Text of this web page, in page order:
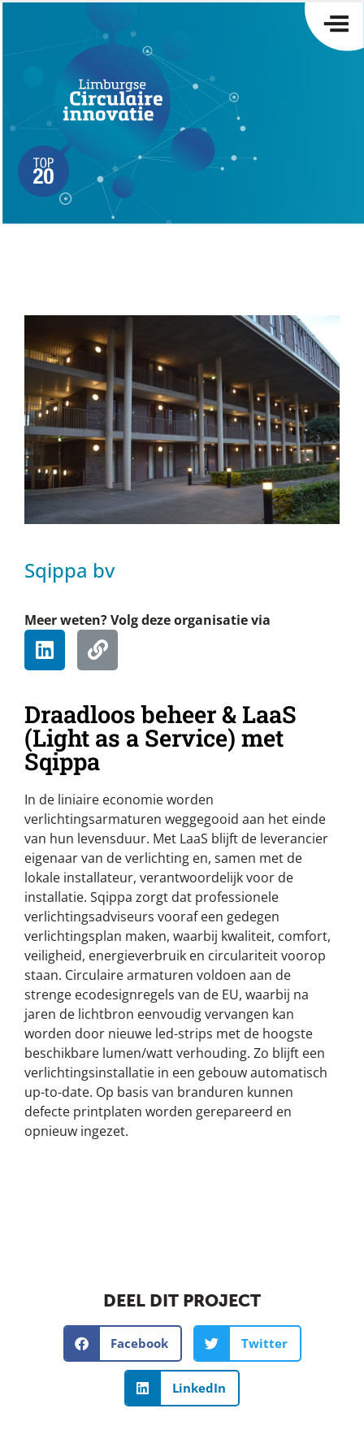
Sqippa bv
Meer weten? Volg deze organisatie via
Draadloos beheer & LaaS
(Light as a Service) met
Sqippa
In de liniaire economie worden
verlichtingsarmaturen weggegooid aan het einde
van hun levensduur. Met LaaS blijft de leverancier
eigenaar van de verlichting en, samen met de
lokale installateur, verantwoordelijk voor de
installatie. Sqippa zorgt dat professionele
verlichtingsadviseurs vooraf een gedegen
verlichtingsplan maken, waarbij kwaliteit, comfort,
veiligheid, energieverbruik en circulariteit voorop
staan. Circulaire armaturen voldoen aan de
strenge ecodesignregels van de EU, waarbij na
jaren de lichtbron eenvoudig vervangen kan
worden door nieuwe led-strips met de hoogste
beschikbare lumen/watt verhouding. Zo blijft een
verlichtingsinstallatie in een gebouw automatisch
up-to-date. Op basis van branduren kunnen
defecte printplaten worden gerepareerd en
opnieuw ingezet.
DEEL DIT PROJECT
Facebook Twitter
LinkedIn